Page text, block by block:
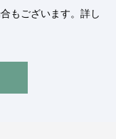
もございます。詳し